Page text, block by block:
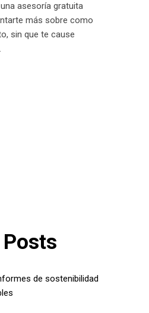
asesoría gratuita
más sobre como
sin que te cause